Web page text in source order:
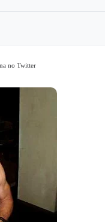
no Twitter